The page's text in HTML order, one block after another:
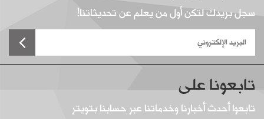
سجل بريدك لتكن أول من يعلم عن تحديثاتنا!
تابعونا على
تابعوا أحدث أخبارنا وخدماتنا عبر حسابنا بتويتر